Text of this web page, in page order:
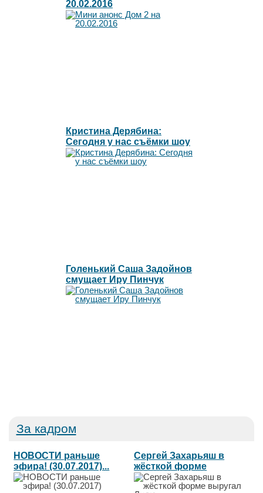
20.02.2016
Кристина Дерябина:
Сегодня у нас съёмки шоу
"Свадьба на миллион"
финал!
Голенький Саша Задойнов
смущает Иру Пинчук
За кадром
НОВОСТИ раньше
эфира! (30.07.2017)...
Сергей Захарьяш в
жёсткой форме
выругал Лилю...